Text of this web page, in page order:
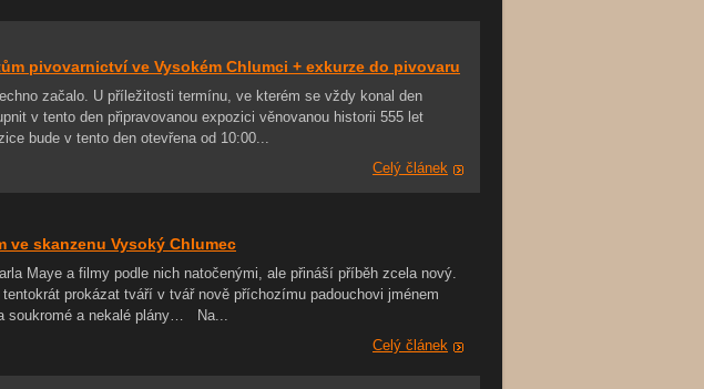
pivovarnictví ve Vysokém Chlumci + exkurze do pivovaru
začalo. U příležitosti termínu, ve kterém se vždy konal den
v tento den připravovanou expozici věnovanou historii 555 let
bude v tento den otevřena od 10:00...
Celý článek
ve skanzenu Vysoký Chlumec
Maye a filmy podle nich natočenými, ale přináší příběh zcela nový.
prokázat tváří v tvář nově příchozímu padouchovi jménem
soukromé a nekalé plány… Na...
Celý článek